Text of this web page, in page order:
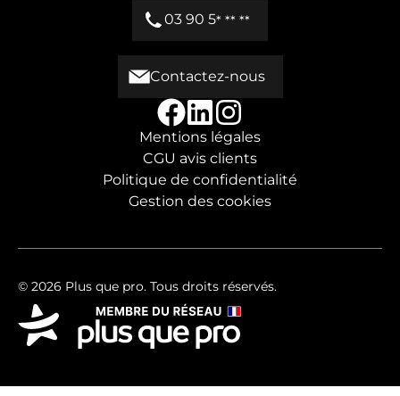
03 90 5* ** **
Contactez-nous
Mentions légales
CGU avis clients
Politique de confidentialité
Gestion des cookies
© 2026 Plus que pro. Tous droits réservés.